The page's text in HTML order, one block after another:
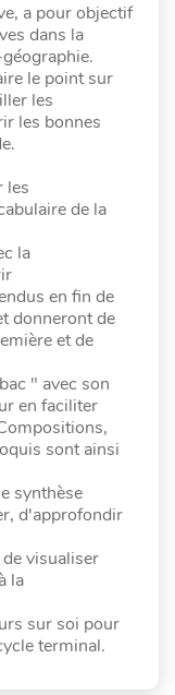
a pour objectif
dans la
le point sur
les
les bonnes
les
de la
la
en fin de
donneront de
et de
" avec son
en faciliter
sont ainsi
synthèse
d'approfondir
visualiser
la
sur soi pour
terminal.